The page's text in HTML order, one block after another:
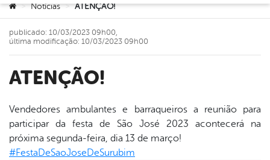
Você está aqui:
> Notícias > ATENÇÃO!
ATENÇÃO!
publicado: 10/03/2023 09h00,
última modificação: 10/03/2023 09h00
Vendedores ambulantes e barraqueiros a reunião para
participar da festa de São José 2023 acontecerá na
próxima segunda-feira, dia 13 de março!
#FestaDeSaoJoseDeSurubim